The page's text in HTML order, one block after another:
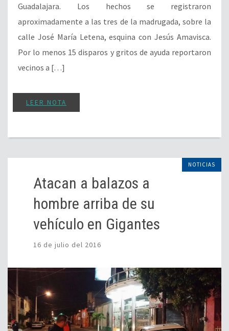
Guadalajara. Los hechos se registraron
aproximadamente a las tres de la madrugada, sobre la
calle José María Letena, esquina con Jesús Amavisca.
Por lo menos 15 disparos y gritos de ayuda reportaron
vecinos a […]
LEER NOTA
NOTICIAS
Atacan a balazos a
hombre arriba de su
vehículo en Gigantes
16 de julio del 2016